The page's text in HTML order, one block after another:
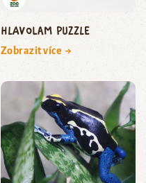
Hlavolam puzzle
Zobrazit více →